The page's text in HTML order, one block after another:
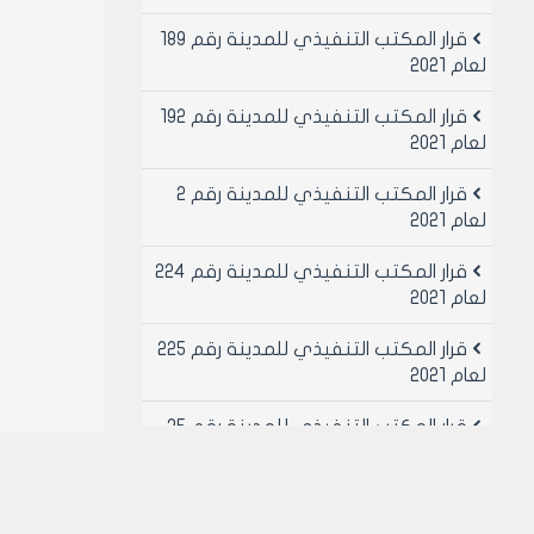
قرار المكتب التنفيذي للمدينة رقم 189
لعام 2021
قرار المكتب التنفيذي للمدينة رقم 192
لعام 2021
قرار المكتب التنفيذي للمدينة رقم 2
لعام 2021
قرار المكتب التنفيذي للمدينة رقم 224
لعام 2021
قرار المكتب التنفيذي للمدينة رقم 225
لعام 2021
قرار المكتب التنفيذي للمدينة رقم 25